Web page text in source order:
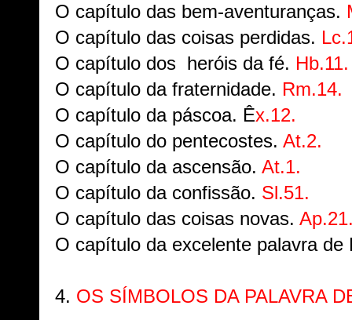
O capítulo das bem-aventuranças.
O capítulo das coisas perdidas.
O capítulo dos heróis da fé. Hb.11.
O capítulo da fraternidade. Rm.14.
O capítulo da páscoa. Êx.12.
O capítulo do pentecostes. At.2.
O capítulo da ascensão. At.1.
O capítulo da confissão. Sl.51.
O capítulo das coisas novas.
O capítulo da excelente palavra de
4. OS SÍMBOLOS DA PALAVRA